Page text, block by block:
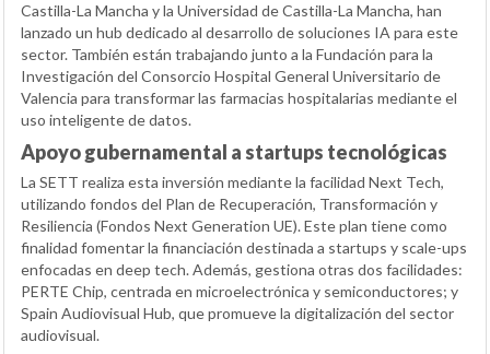
Castilla-La Mancha y la Universidad de Castilla-La Mancha, han
lanzado un hub dedicado al desarrollo de soluciones IA para este
sector. También están trabajando junto a la Fundación para la
Investigación del Consorcio Hospital General Universitario de
Valencia para transformar las farmacias hospitalarias mediante el
uso inteligente de datos.
Apoyo gubernamental a startups tecnológicas
La SETT realiza esta inversión mediante la facilidad Next Tech,
utilizando fondos del Plan de Recuperación, Transformación y
Resiliencia (Fondos Next Generation UE). Este plan tiene como
finalidad fomentar la financiación destinada a startups y scale-ups
enfocadas en deep tech. Además, gestiona otras dos facilidades:
PERTE Chip, centrada en microelectrónica y semiconductores; y
Spain Audiovisual Hub, que promueve la digitalización del sector
audiovisual.